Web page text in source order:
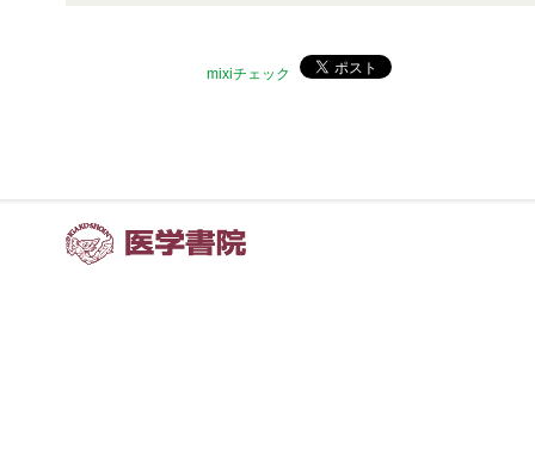
mixiチェック